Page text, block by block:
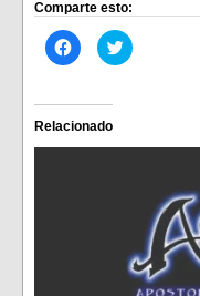
Comparte esto:
Haz
clic
Facebook
(Se
abre
en
Haz
clic
en
Relacionado